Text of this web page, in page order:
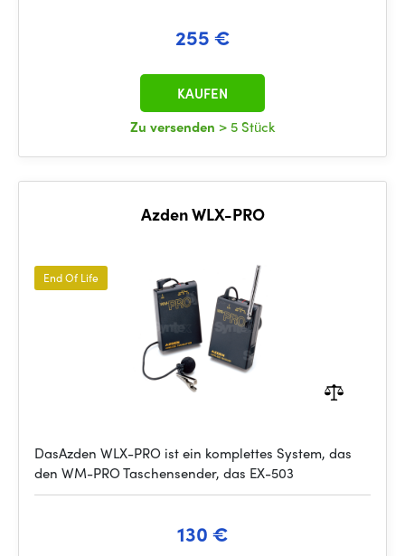
255 €
Zu versenden > 5 Stück
KAUFEN
Azden WLX-PRO
End Of Life
DasAzden WLX-PRO ist ein komplettes System, das
den WM-PRO Taschensender, das EX-503
130 €